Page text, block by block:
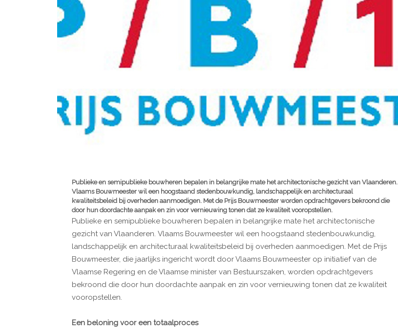
Publieke en semipublieke bouwheren bepalen in belangrijke mate het architectonische gezicht van Vlaanderen.
Vlaams Bouwmeester wil een hoogstaand stedenbouwkundig, landschappelijk en architecturaal
kwaliteitsbeleid bij overheden aanmoedigen. Met de Prijs Bouwmeester worden opdrachtgevers bekroond die
door hun doordachte aanpak en zin voor vernieuwing tonen dat ze kwaliteit vooropstellen.
Publieke en semipublieke bouwheren bepalen in belangrijke mate het architectonische
gezicht van Vlaanderen. Vlaams Bouwmeester wil een hoogstaand stedenbouwkundig,
landschappelijk en architecturaal kwaliteitsbeleid bij overheden aanmoedigen. Met de Prijs
Bouwmeester, die jaarlijks ingericht wordt door Vlaams Bouwmeester op initiatief van de
Vlaamse Regering en de Vlaamse minister van Bestuurszaken, worden opdrachtgevers
bekroond die door hun doordachte aanpak en zin voor vernieuwing tonen dat ze kwaliteit
vooropstellen.
Een beloning voor een totaalproces